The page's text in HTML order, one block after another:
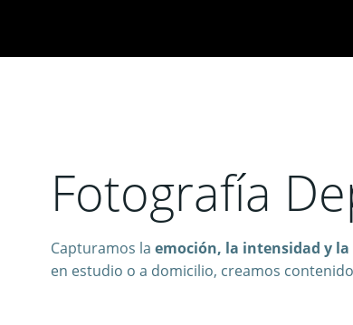
Fotografía
Capturamos la emoción, la intensidad y
en estudio o a domicilio, creamos